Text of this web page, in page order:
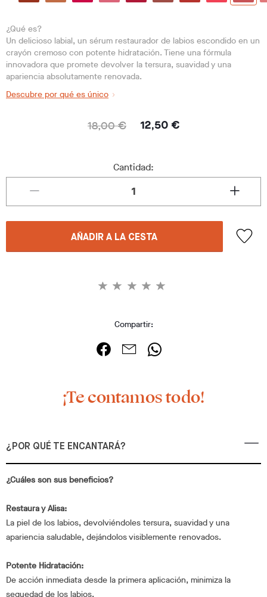
¿Qué es?
Un delicioso labial, un sérum restaurador de labios escondido en un
crayón cremoso con potente hidratación. Tiene una fórmula
innovadora que promete devolver la tersura, suavidad y una
apariencia absolutamente renovada.
Descubre por qué es único
18,00 € 12,50 €
Cantidad:
AÑADIR A LA CESTA
Compartir:
¡Te contamos todo!
¿POR QUÉ TE ENCANTARÁ?
¿Cuáles son sus beneficios?
Restaura y Alisa:
La piel de los labios, devolviéndoles tersura, suavidad y una
apariencia saludable, dejándolos visiblemente renovados.
Potente Hidratación:
De acción inmediata desde la primera aplicación, minimiza la
sequedad de los labios.